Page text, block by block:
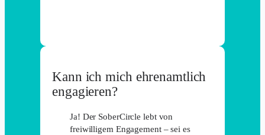
Kann ich mich ehrenamtlich
engagieren?
Ja! Der SoberCircle lebt von
freiwilligem Engagement – sei es